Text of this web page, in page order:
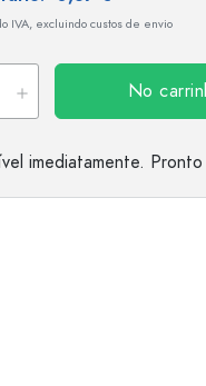
IVA, excluindo custos de envio
No
imediatamente.